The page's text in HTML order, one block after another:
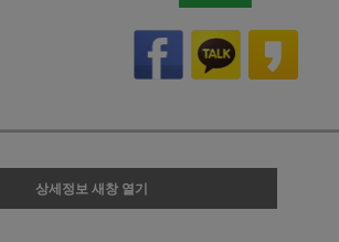
상세정보 새창 열기